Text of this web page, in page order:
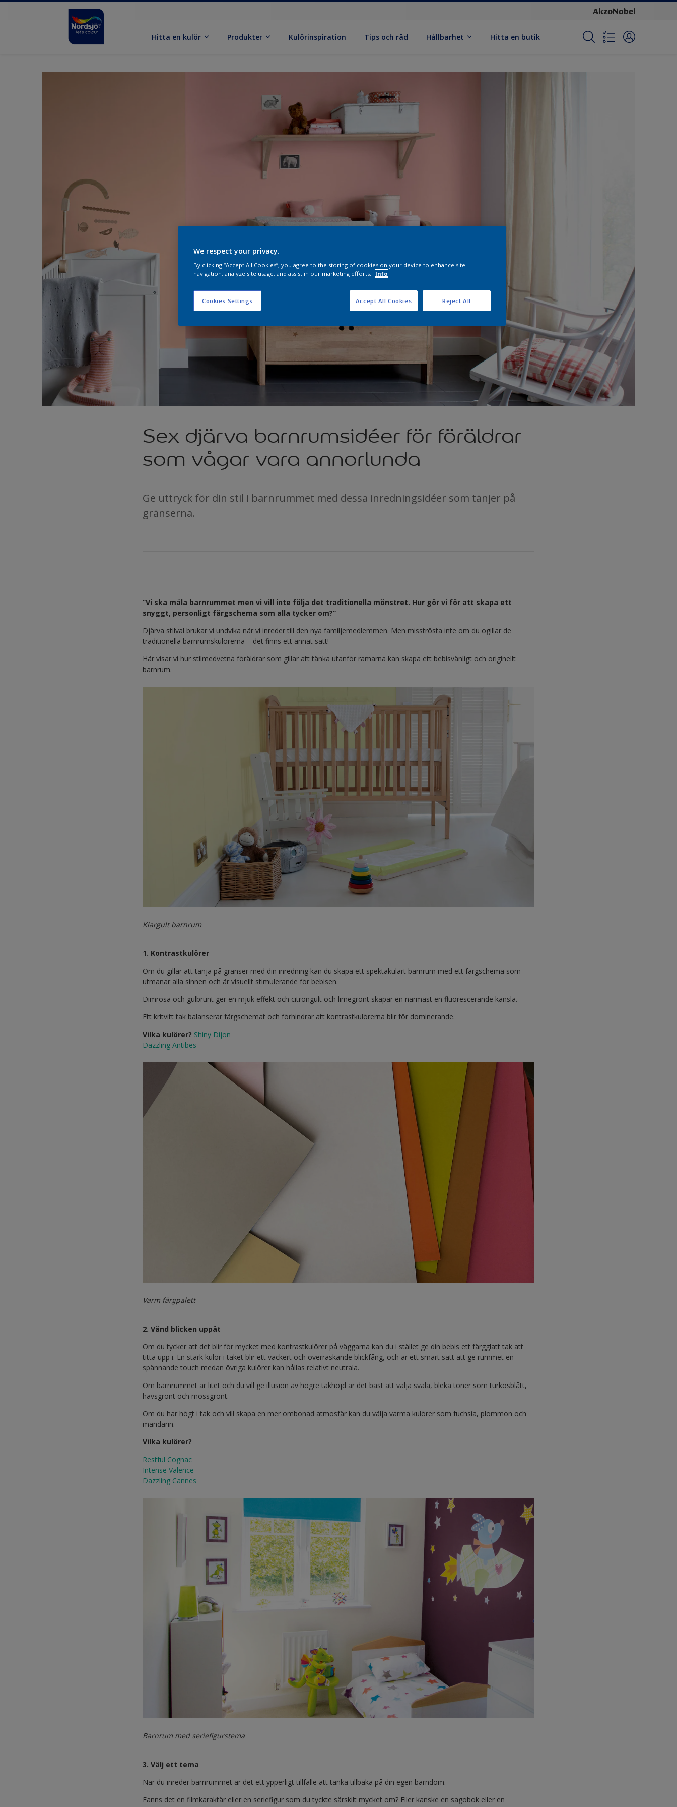
Hitta en kulör Produkter Kulörinspiration Tips och råd Hållbarhet Hitta en butik
Sex djärva barnrumsidéer för föräldrar
som vågar vara annorlunda
Ge uttryck för din stil i barnrummet med dessa inredningsidéer som tänjer på
gränserna.
”Vi ska måla barnrummet men vi vill inte följa det traditionella mönstret. Hur gör vi för att skapa ett
snyggt, personligt färgschema som alla tycker om?”
Djärva stilval brukar vi undvika när vi inreder till den nya familjemedlemmen. Men misströsta inte om du ogillar de
traditionella barnrumskulörerna – det finns ett annat sätt!
Här visar vi hur stilmedvetna föräldrar som gillar att tänka utanför ramarna kan skapa ett bebisvänligt och originellt
barnrum.
Klargult barnrum
1. Kontrastkulörer
Om du gillar att tänja på gränser med din inredning kan du skapa ett spektakulärt barnrum med ett färgschema som
utmanar alla sinnen och är visuellt stimulerande för bebisen.
Dimrosa och gulbrunt ger en mjuk effekt och citrongult och limegrönt skapar en närmast en fluorescerande känsla.
Ett kritvitt tak balanserar färgschemat och förhindrar att kontrastkulörerna blir för dominerande.
Vilka kulörer? Shiny Dijon
Dazzling Antibes
Varm färgpalett
2. Vänd blicken uppåt
Om du tycker att det blir för mycket med kontrastkulörer på väggarna kan du i stället ge din bebis ett färgglatt tak att
titta upp i. En stark kulör i taket blir ett vackert och överraskande blickfång, och är ett smart sätt att ge rummet en
spännande touch medan övriga kulörer kan hållas relativt neutrala.
Om barnrummet är litet och du vill ge illusion av högre takhöjd är det bäst att välja svala, bleka toner som turkosblått,
havsgrönt och mossgrönt.
Om du har högt i tak och vill skapa en mer ombonad atmosfär kan du välja varma kulörer som fuchsia, plommon och
mandarin.
Vilka kulörer?
Restful Cognac
Intense Valence
Dazzling Cannes
Barnrum med seriefigurstema
3. Välj ett tema
När du inreder barnrummet är det ett ypperligt tillfälle att tänka tillbaka på din egen barndom.
Fanns det en filmkaraktär eller en seriefigur som du tyckte särskilt mycket om? Eller kanske en sagobok eller en
We respect your privacy.
By clicking “Accept All Cookies”, you agree to the storing of cookies on your device to enhance site
navigation, analyze site usage, and assist in our marketing efforts.
Info
Cookies Settings Reject All
Accept All Cookies